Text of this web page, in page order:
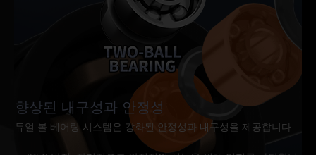
향상된 내구성과 안정성
듀얼 볼 베어링 시스템은 강화된 안정성과 내구성을 제공합니다.